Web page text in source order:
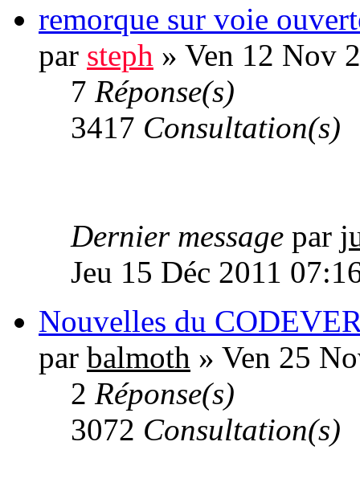
remorque sur voie
par steph » Ven 12 Nov
7 Réponse(s)
3417 Consultation(s)
Dernier message par
Jeu 15 Déc 2011
Nouvelles du
par balmoth » Ven 25
2 Réponse(s)
3072 Consultation(s)